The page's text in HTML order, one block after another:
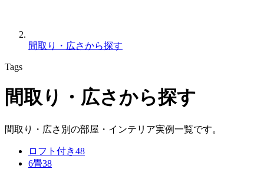
間取り・広さから探す
Tags
間取り・広さから探す
間取り・広さ別の部屋・インテリア実例一覧です。
ロフト付き48
6畳38